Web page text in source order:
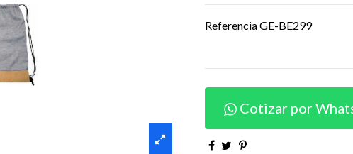
ReferenciaGE-BE299
Cotizar por